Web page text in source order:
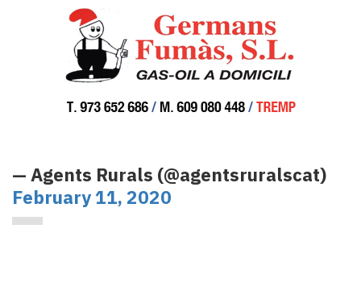
— Agents Rurals (@agentsruralscat)
February 11, 2020